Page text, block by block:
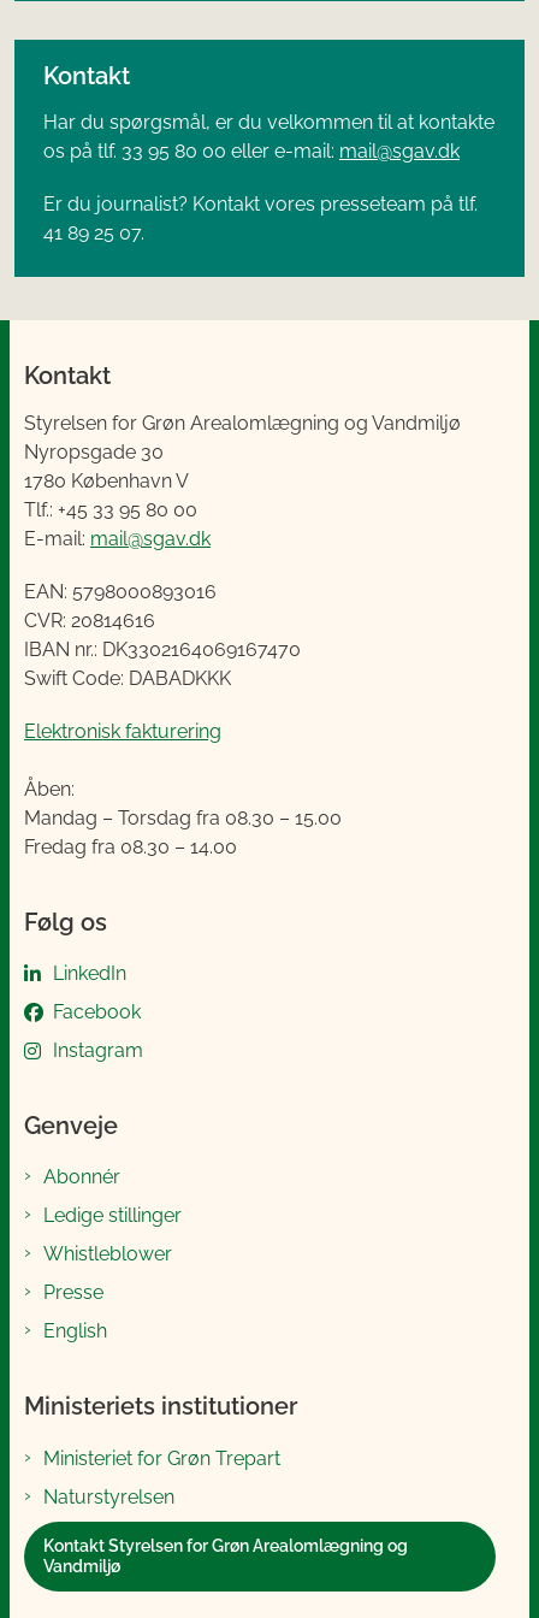
Kontakt
Har du spørgsmål, er du velkommen til at kontakte
os på tlf. 33 95 80 00 eller e-mail: mail@sgav.dk
Er du journalist? Kontakt vores presseteam på tlf.
41 89 25 07.
Kontakt
Styrelsen for Grøn Arealomlægning og Vandmiljø
Nyropsgade 30
1780 København V
Tlf.: +45 33 95 80 00
E-mail: mail@sgav.dk
EAN: 5798000893016
CVR: 20814616
IBAN nr.: DK3302164069167470
Swift Code: DABADKKK
Elektronisk fakturering
Åben:
Mandag – Torsdag fra 08.30 – 15.00
Fredag fra 08.30 – 14.00
Følg os
LinkedIn
Facebook
Instagram
Genveje
Abonnér
Ledige stillinger
Whistleblower
Presse
English
Ministeriets institutioner
Ministeriet for Grøn Trepart
Naturstyrelsen
Kontakt Styrelsen for Grøn Arealomlægning og
Vandmiljø